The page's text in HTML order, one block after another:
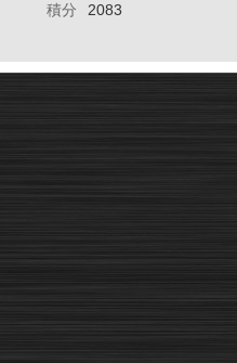
積分 2083